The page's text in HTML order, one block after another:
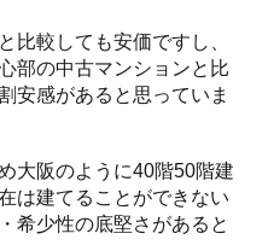
比較しても安価ですし、
部の中古マンションと比
安感があると思っていま
大阪のように40階50階建
は建てることができない
希少性の底堅さがあると